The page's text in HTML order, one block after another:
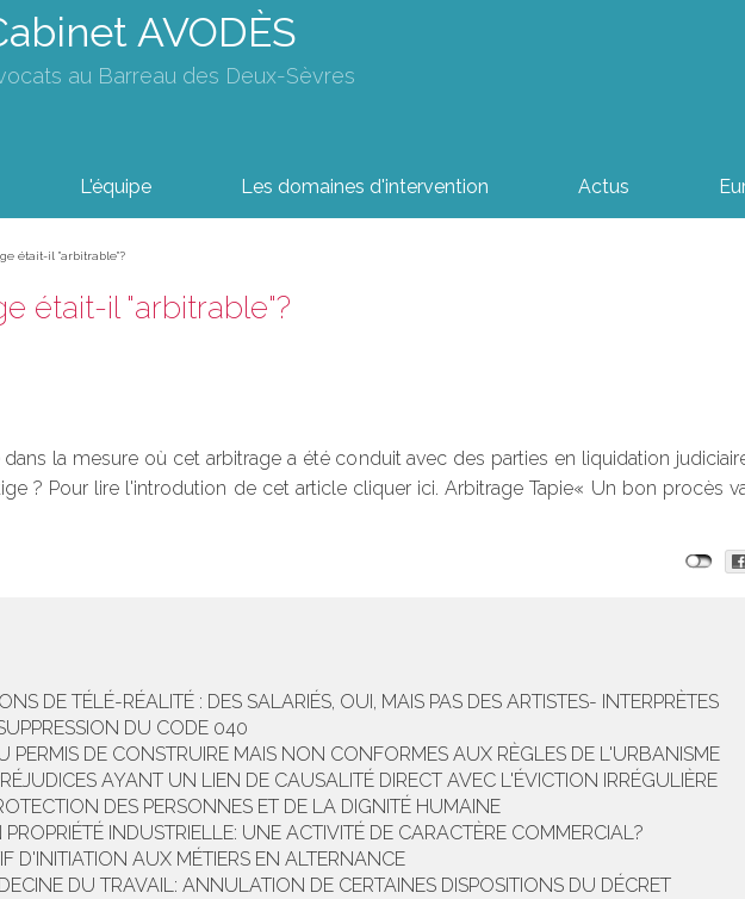
AVODÈS
au Barreau des Deux-Sèvres
L'équipe Les domaines d'intervention Actus
était-il "arbitrable"?
était-il "arbitrable"?
la mesure où cet arbitrage a été conduit avec des parties en liquidation
? Pour lire l'introdution de cet article cliquer ici. Arbitrage Tapie« Un bon procès
DE TÉLÉ-RÉALITÉ : DES SALARIÉS, OUI, MAIS PAS DES ARTISTES- INTERPRÈTES
DU CODE 040
PERMIS DE CONSTRUIRE MAIS NON CONFORMES AUX RÈGLES DE L'URBANISME
AYANT UN LIEN DE CAUSALITÉ DIRECT AVEC L'ÉVICTION IRRÉGULIÈRE
DES PERSONNES ET DE LA DIGNITÉ HUMAINE
INDUSTRIELLE: UNE ACTIVITÉ DE CARACTÈRE COMMERCIAL?
D'INITIATION AUX MÉTIERS EN ALTERNANCE
DU TRAVAIL: ANNULATION DE CERTAINES DISPOSITIONS DU DÉCRET